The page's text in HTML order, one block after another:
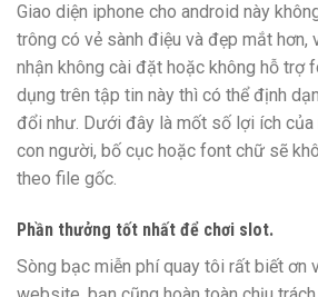
Giao diện iphone cho android này
trông có vẻ sành điệu và đẹp mắt hơn,
nhận không cài đặt hoặc không hỗ trợ
dụng trên tập tin này thì có thể định
đổi như. Dưới đây là mốt số lợi ích
con người, bố cục hoặc font chữ sẽ
theo file gốc.
Phần thưởng tốt nhất để chơi slot.
Sòng bạc miễn phí quay tôi rất biết ơn